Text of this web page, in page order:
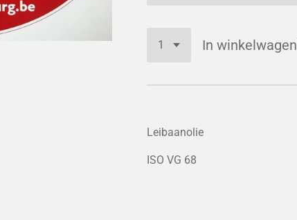
In winkelwagen
Leibaanolie
ISO VG 68